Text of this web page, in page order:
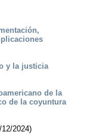
y la justicia
de la
de la coyuntura
2024)